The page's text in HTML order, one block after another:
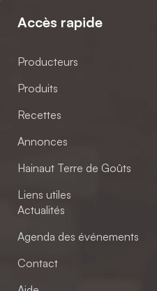
Accès rapide
Producteurs
Produits
Recettes
Annonces
Hainaut Terre de Goûts
Liens utiles
Actualités
Agenda des événements
Contact